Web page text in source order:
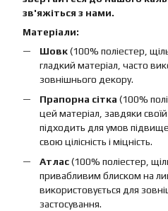
зв'яжіться з нами.
Матеріали:
Шовк(100% поліестер,
гладкий матеріал, часто
зовнішнього декору.
Прапорна сітка (100%
цей матеріал, завдяки
підходить для умов
свою цілісність і міцність.
Атлас(100% поліестер,
привабливим блиском на
використовується для
застосування.